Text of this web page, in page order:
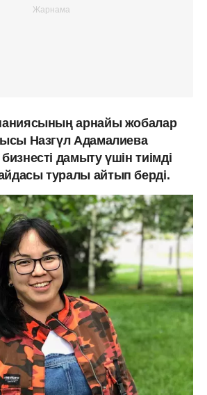
арнайы жобалар
Назгүл Адамалиева
дамыту үшін тиімді
туралы айтып берді.